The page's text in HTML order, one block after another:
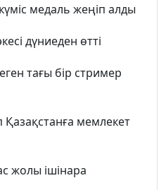
медаль жеңіп алды
дүниеден өтті
тағы бір стример
мемлекет
жолы ішінара